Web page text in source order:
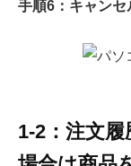
手順6：キャンセ
1-2：注文